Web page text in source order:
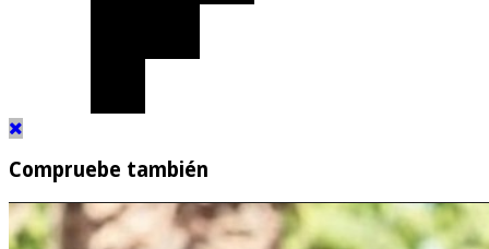
Compruebe también